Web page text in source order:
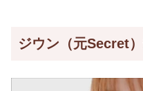
ジウン（元Secret